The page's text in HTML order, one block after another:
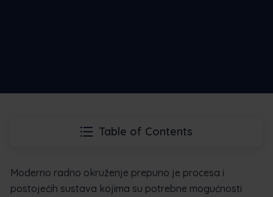
Table of Contents
Moderno radno okruženje prepuno je procesa i
postojećih sustava kojima su potrebne mogućnosti